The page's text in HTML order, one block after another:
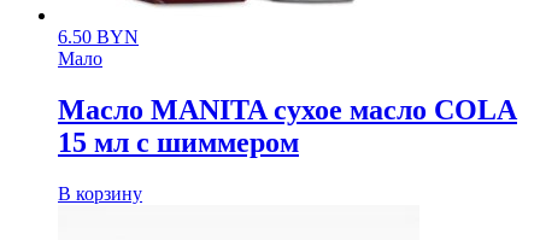
6.50 BYN
Мало
Масло MANITA сухое масло COLA
15 мл с шиммером
В корзину